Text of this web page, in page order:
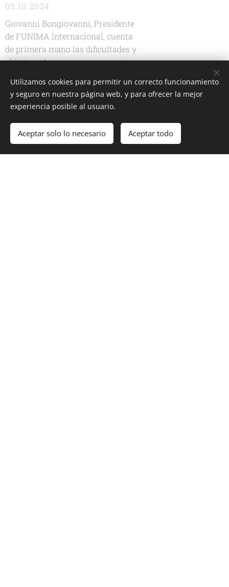
05.10.2024
Giovanni Bongiovanni, Presidente
de FUNIMA Internacional, cuenta
de primera mano las dificultades y
objetivos de nuestro compromiso
comunidades pobres de Argentina.
Mira el video para saber más sobre
nuestra misión y cómo tu apoyo
puede cambiar la vida de estas
familias garantizándoles acceso al
Utilizamos cookies para permitir un correcto funcionamiento
y seguro en nuestra página web, y para ofrecer la mejor
experiencia posible al usuario.
Aceptar solo lo necesario Aceptar todo